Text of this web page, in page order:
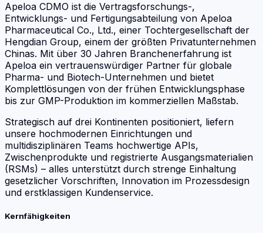
Apeloa CDMO ist die Vertragsforschungs-,
Entwicklungs- und Fertigungsabteilung von Apeloa
Pharmaceutical Co., Ltd., einer Tochtergesellschaft der
Hengdian Group, einem der größten Privatunternehmen
Chinas. Mit über 30 Jahren Branchenerfahrung ist
Apeloa ein vertrauenswürdiger Partner für globale
Pharma- und Biotech-Unternehmen und bietet
Komplettlösungen von der frühen Entwicklungsphase
bis zur GMP-Produktion im kommerziellen Maßstab.
Strategisch auf drei Kontinenten positioniert, liefern
unsere hochmodernen Einrichtungen und
multidisziplinären Teams hochwertige APIs,
Zwischenprodukte und registrierte Ausgangsmaterialien
(RSMs) – alles unterstützt durch strenge Einhaltung
gesetzlicher Vorschriften, Innovation im Prozessdesign
und erstklassigen Kundenservice.
Kernfähigkeiten